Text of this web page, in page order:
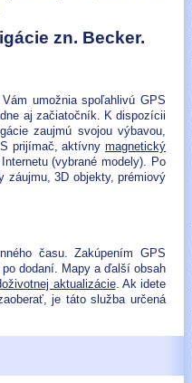
zn. Becker.
umožnia spoľahlivú GPS
aj začiatočník. K dispozícii
zaujmú svojou výbavou,
prijímač, aktívny magnetický
(vybrané modely). Po
záujmu, 3D objekty, prémiový
času. Zakúpením GPS
dodaní. Mapy a ďalší obsah
aktualizácie. Ak idete
je táto služba určená